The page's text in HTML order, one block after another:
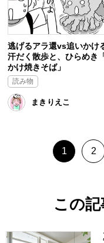
逃げるアラ還vs追いかけ
汗だく散歩と、ひらめき
かけ焼きそば」
読み物
まきりえこ
1 2
この